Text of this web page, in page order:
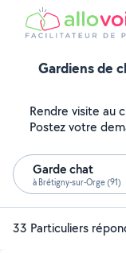
Gardiens de
Rendre visite au
Postez votre
Garde chat
à Brétigny-sur-Orge (91)
33 Particuliers